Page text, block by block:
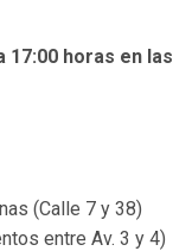
17:00 horas en las
(Calle 7 y 38)
entre Av. 3 y 4)